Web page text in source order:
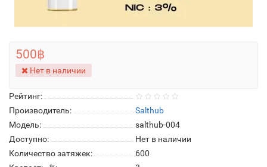
Рейтинг:
Производитель:
Salthub
Модель:
salthub-004
Доступно:
Нет в наличии
Количество затяжек:
600
500฿
Нет в наличии